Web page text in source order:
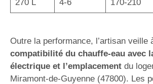
270 L 4-6 170-210
Outre la performance, l’artisan veille
compatibilité du chauffe-eau avec
électrique et l’emplacement du
Miramont-de-Guyenne (47800). Les